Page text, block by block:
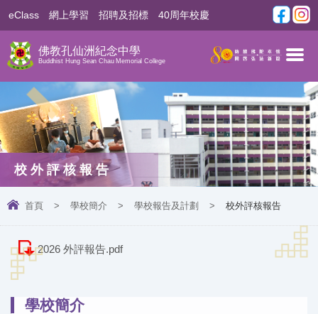
佛教孔仙洲紀念中學
Buddhist Hung Sean Chau Memorial College
eClass 網上學習 招聘及招標 40周年校慶
校外評核報告
首頁 > 學校簡介 > 學校報告及計劃 > 校外評核報告
2026 外評報告.pdf
學校簡介